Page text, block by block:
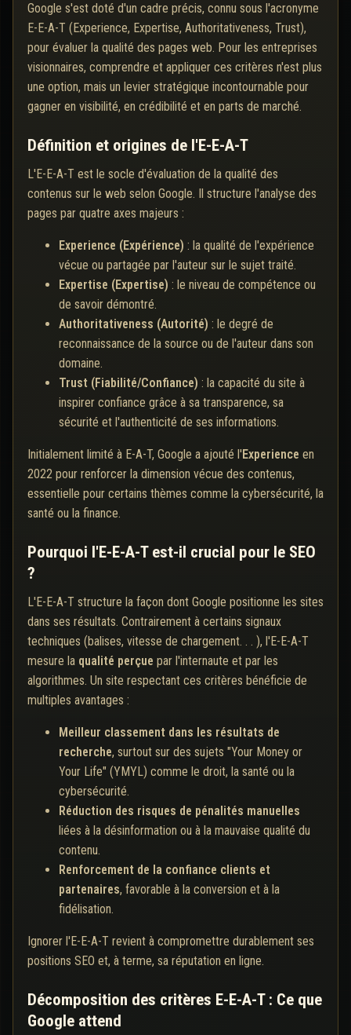
Google s'est doté d'un cadre précis, connu sous l'acronyme
E-E-A-T (Experience, Expertise, Authoritativeness, Trust),
pour évaluer la qualité des pages web. Pour les entreprises
visionnaires, comprendre et appliquer ces critères n'est plus
une option, mais un levier stratégique incontournable pour
gagner en visibilité, en crédibilité et en parts de marché.
Définition et origines de l'E-E-A-T
L'E-E-A-T est le socle d'évaluation de la qualité des
contenus sur le web selon Google. Il structure l'analyse des
pages par quatre axes majeurs :
Experience (Expérience) : la qualité de l'expérience
vécue ou partagée par l'auteur sur le sujet traité.
Expertise (Expertise) : le niveau de compétence ou
de savoir démontré.
Authoritativeness (Autorité) : le degré de
reconnaissance de la source ou de l'auteur dans son
domaine.
Trust (Fiabilité/Confiance) : la capacité du site à
inspirer confiance grâce à sa transparence, sa
sécurité et l'authenticité de ses informations.
Initialement limité à E-A-T, Google a ajouté l' Experience en
2022 pour renforcer la dimension vécue des contenus,
essentielle pour certains thèmes comme la cybersécurité, la
santé ou la finance.
Pourquoi l'E-E-A-T est-il crucial pour le SEO
?
L'E-E-A-T structure la façon dont Google positionne les sites
dans ses résultats. Contrairement à certains signaux
techniques (balises, vitesse de chargement. . . ), l'E-E-A-T
mesure la qualité perçue par l'internaute et par les
algorithmes. Un site respectant ces critères bénéficie de
multiples avantages :
Meilleur classement dans les résultats de
recherche, surtout sur des sujets "Your Money or
Your Life" (YMYL) comme le droit, la santé ou la
cybersécurité.
Réduction des risques de pénalités manuelles
liées à la désinformation ou à la mauvaise qualité du
contenu.
Renforcement de la confiance clients et
partenaires, favorable à la conversion et à la
fidélisation.
Ignorer l'E-E-A-T revient à compromettre durablement ses
positions SEO et, à terme, sa réputation en ligne.
Décomposition des critères E-E-A-T : Ce que
Google attend